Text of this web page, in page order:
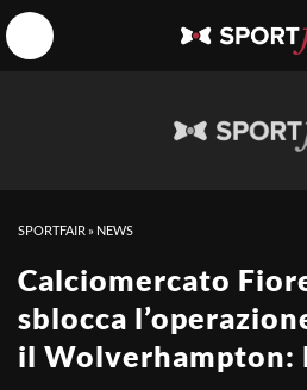
SPORTFAIR » NEWS
Calciomercato
sblocca
il Wolverhampton: